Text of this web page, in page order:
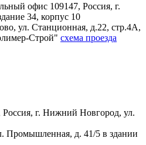
офис 109147, Россия, г.
34, корпус 10
ул. Станционная, д.22, стр.4А,
Строй" схема проезда
Россия, г. Нижний Новгород, ул.
Промышленная, д. 41/5 в здании